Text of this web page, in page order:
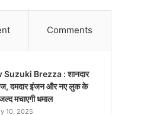
Comments
Suzuki Brezza : शानदार
दमदार इंजन और नए लुक के
मचाएगी धमाल
10, 2025